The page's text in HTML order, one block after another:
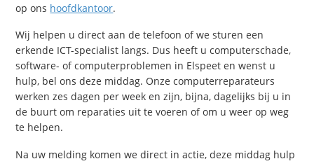
op ons hoofdkantoor.
Wij helpen u direct aan de telefoon of we sturen een
erkende ICT-specialist langs. Dus heeft u computerschade,
software- of computerproblemen in Elspeet en wenst u
hulp, bel ons deze middag. Onze computerreparateurs
werken zes dagen per week en zijn, bijna, dagelijks bij u in
de buurt om reparaties uit te voeren of om u weer op weg
te helpen.
Na uw melding komen we direct in actie, deze middag hulp